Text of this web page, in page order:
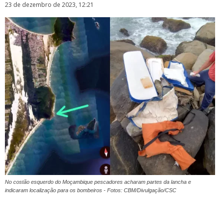
23 de dezembro de 2023, 12:21
No costão esquerdo do Moçambique pescadores acharam partes da lancha e
indicaram localização para os bombeiros - Fotos: CBM/Divulgação/CSC